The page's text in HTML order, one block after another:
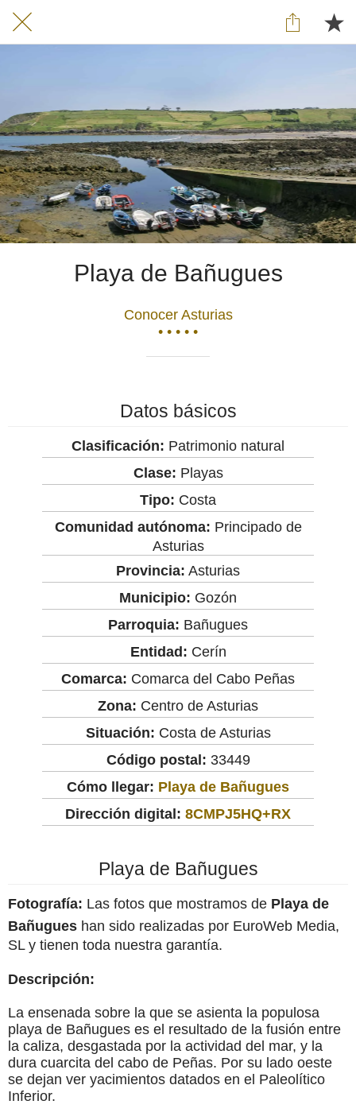
Playa de Bañugues
Conocer Asturias
• • • • •
Datos básicos
Clasificación: Patrimonio natural
Clase: Playas
Tipo: Costa
Comunidad autónoma: Principado de
Asturias
Provincia: Asturias
Municipio: Gozón
Parroquia: Bañugues
Entidad: Cerín
Comarca: Comarca del Cabo Peñas
Zona: Centro de Asturias
Situación: Costa de Asturias
Código postal: 33449
Cómo llegar: Playa de Bañugues
Dirección digital: 8CMPJ5HQ+RX
Playa de Bañugues
Fotografía: Las fotos que mostramos de Playa de
Bañugues han sido realizadas por EuroWeb Media,
SL y tienen toda nuestra garantía.
Descripción:
La ensenada sobre la que se asienta la populosa
playa de Bañugues es el resultado de la fusión entre
la caliza, desgastada por la actividad del mar, y la
dura cuarcita del cabo de Peñas. Por su lado oeste
se dejan ver yacimientos datados en el Paleolítico
Inferior.